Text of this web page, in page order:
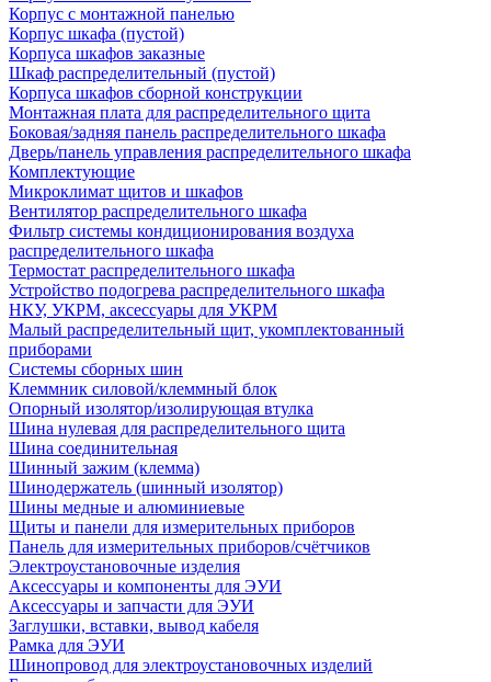
Корпус с монтажной панелью
Корпус шкафа (пустой)
Корпуса шкафов заказные
Шкаф распределительный (пустой)
Корпуса шкафов сборной конструкции
Монтажная плата для распределительного щита
Боковая/задняя панель распределительного шкафа
Дверь/панель управления распределительного шкафа
Комплектующие
Микроклимат щитов и шкафов
Вентилятор распределительного шкафа
Фильтр системы кондиционирования воздуха
распределительного шкафа
Термостат распределительного шкафа
Устройство подогрева распределительного шкафа
НКУ, УКРМ, аксессуары для УКРМ
Малый распределительный щит, укомплектованный
приборами
Системы сборных шин
Клеммник силовой/клеммный блок
Опорный изолятор/изолирующая втулка
Шина нулевая для распределительного щита
Шина соединительная
Шинный зажим (клемма)
Шинодержатель (шинный изолятор)
Шины медные и алюминиевые
Щиты и панели для измерительных приборов
Панель для измерительных приборов/счётчиков
Электроустановочные изделия
Аксессуары и компоненты для ЭУИ
Аксессуары и запчасти для ЭУИ
Заглушки, вставки, вывод кабеля
Рамка для ЭУИ
Шинопровод для электроустановочных изделий